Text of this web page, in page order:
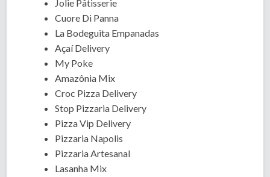
Jolie Pâtisserie
Cuore Di Panna
La Bodeguita Empanadas
Açaí Delivery
My Poke
Amazônia Mix
Croc Pizza Delivery
Stop Pizzaria Delivery
Pizza Vip Delivery
Pizzaria Napolis
Pizzaria Artesanal
Lasanha Mix